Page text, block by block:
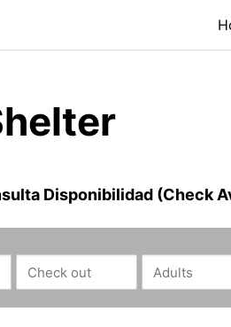
Disponibilidad (Check